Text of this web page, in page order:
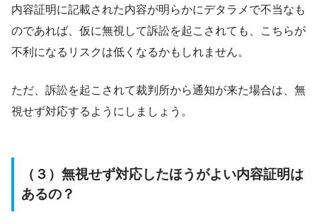
内容証明に記載された内容が明らかにデタラメで不当なも
のであれば、仮に無視して訴訟を起こされても、こちらが
不利になるリスクは低くなるかもしれません。
ただ、訴訟を起こされて裁判所から通知が来た場合は、無
視せず対応するようにしましょう。
（３）無視せず対応したほうがよい内容証明は
あるの？